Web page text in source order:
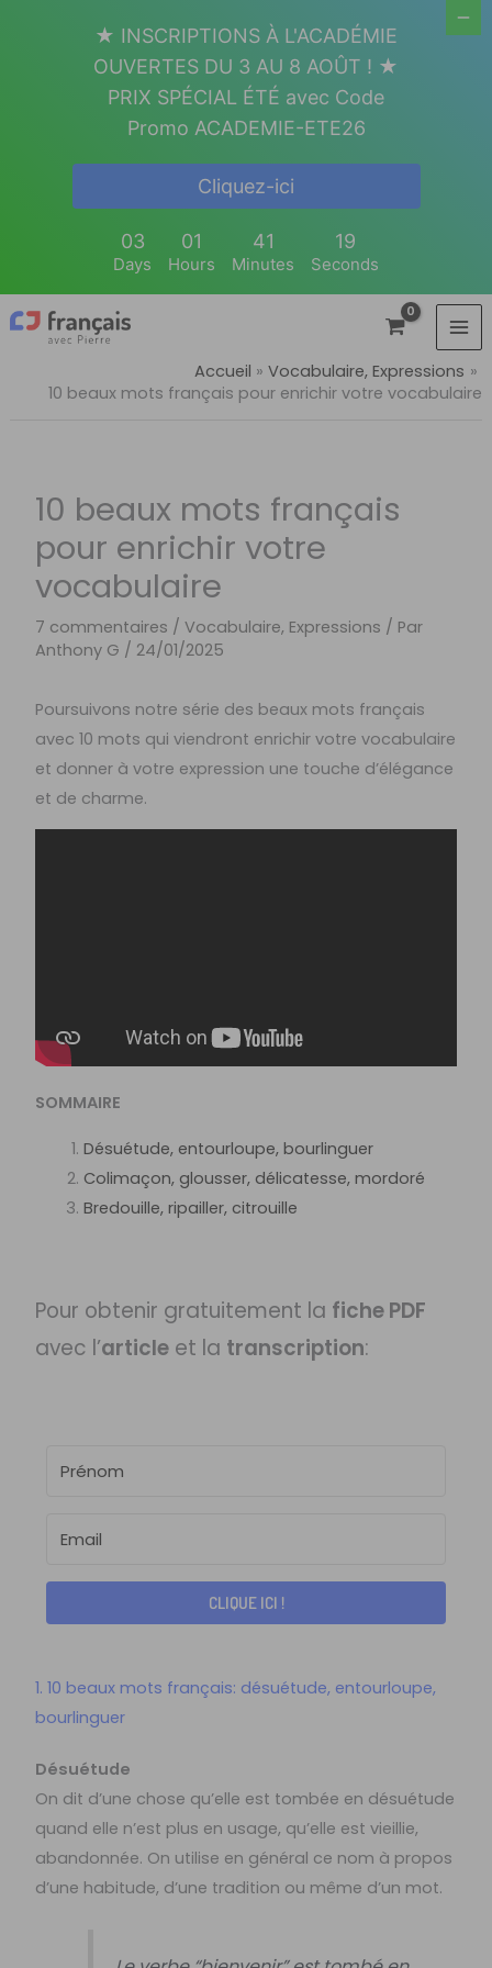
Accueil
Vocabulaire, Expressions
10 beaux mots français pour enrichir votre vocabulaire
10 beaux mots français
pour enrichir votre
vocabulaire
7 commentaires /Vocabulaire, Expressions / Par
Anthony G / 24/01/2025
Poursuivons notre série des beaux mots français
avec 10 mots qui viendront enrichir votre vocabulaire
et donner à votre expression une touche d’élégance
et de charme.
SOMMAIRE
Désuétude, entourloupe, bourlinguer
Colimaçon, glousser, délicatesse, mordoré
Bredouille, ripailler, citrouille
Pour obtenir gratuitement la fiche PDF
avec l’article et la transcription:
CLIQUE ICI !
1. 10 beaux mots français: désuétude, entourloupe,
bourlinguer
Désuétude
On dit d’une chose qu’elle est tombée en désuétude
quand elle n’est plus en usage, qu’elle est vieillie,
abandonnée. On utilise en général ce nom à propos
d’une habitude, d’une tradition ou même d’un mot.
★ INSCRIPTIONS À L'ACADÉMIE
OUVERTES DU 3 AU 8 AOÛT ! ★
PRIX SPÉCIAL ÉTÉ avec Code
Promo ACADEMIE-ETE26
Cliquez-ici
03
Days
01
Hours
41
Minutes
18
Seconds